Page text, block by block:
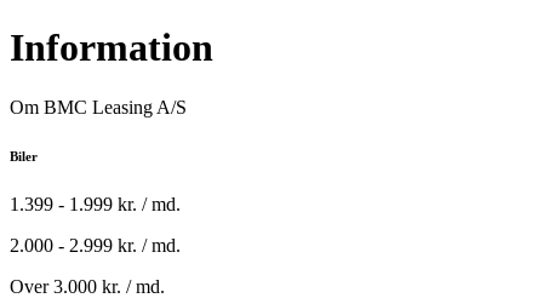
Information
Om BMC Leasing A/S
Biler
1.399 - 1.999 kr. / md.
2.000 - 2.999 kr. / md.
Over 3.000 kr. / md.